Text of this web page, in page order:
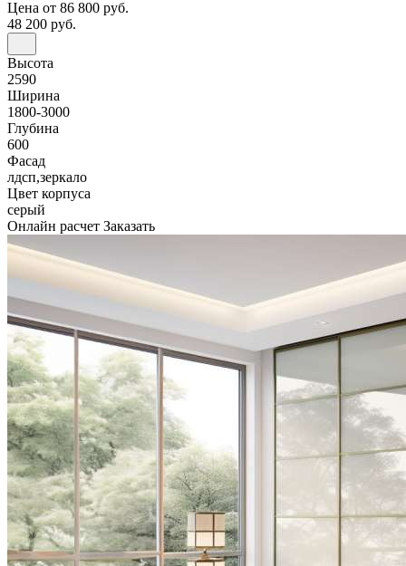
Цена от 86 800 руб.
48 200 руб.
Высота
2590
Ширина
1800-3000
Глубина
600
Фасад
лдсп,зеркало
Цвет корпуса
серый
Онлайн расчет Заказать